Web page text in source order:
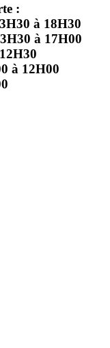
:
à 18H30
à 17H00
à 12H00